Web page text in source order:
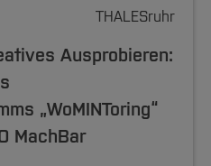
THALESruhr
Ausprobieren:
„WoMINToring“
MachBar